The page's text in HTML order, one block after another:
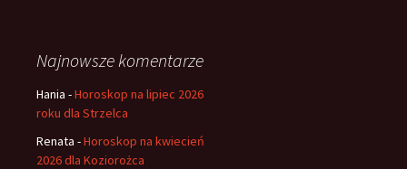
Najnowsze komentarze
Hania -Horoskop na lipiec 2026
roku dla Strzelca
Renata -Horoskop na kwiecień
2026 dla Koziorożca